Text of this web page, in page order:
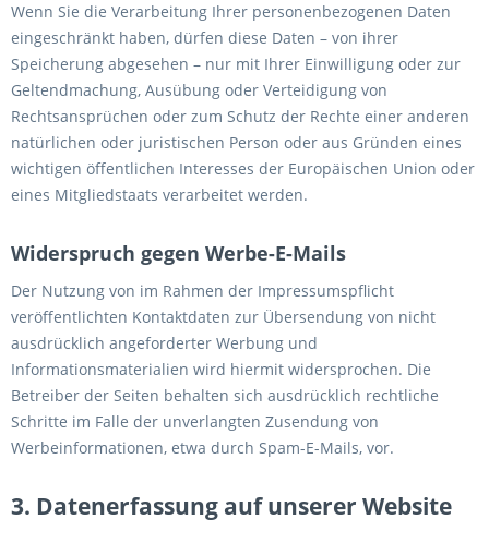
Wenn Sie die Verarbeitung Ihrer personenbezogenen Daten
eingeschränkt haben, dürfen diese Daten – von ihrer
Speicherung abgesehen – nur mit Ihrer Einwilligung oder zur
Geltendmachung, Ausübung oder Verteidigung von
Rechtsansprüchen oder zum Schutz der Rechte einer anderen
natürlichen oder juristischen Person oder aus Gründen eines
wichtigen öffentlichen Interesses der Europäischen Union oder
eines Mitgliedstaats verarbeitet werden.
Widerspruch gegen Werbe-E-Mails
Der Nutzung von im Rahmen der Impressumspflicht
veröffentlichten Kontaktdaten zur Übersendung von nicht
ausdrücklich angeforderter Werbung und
Informationsmaterialien wird hiermit widersprochen. Die
Betreiber der Seiten behalten sich ausdrücklich rechtliche
Schritte im Falle der unverlangten Zusendung von
Werbeinformationen, etwa durch Spam-E-Mails, vor.
3. Datenerfassung auf unserer Website